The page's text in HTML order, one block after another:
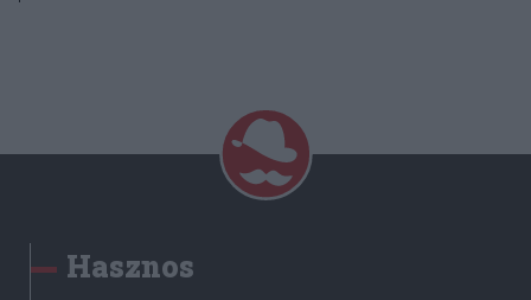
Hasznos